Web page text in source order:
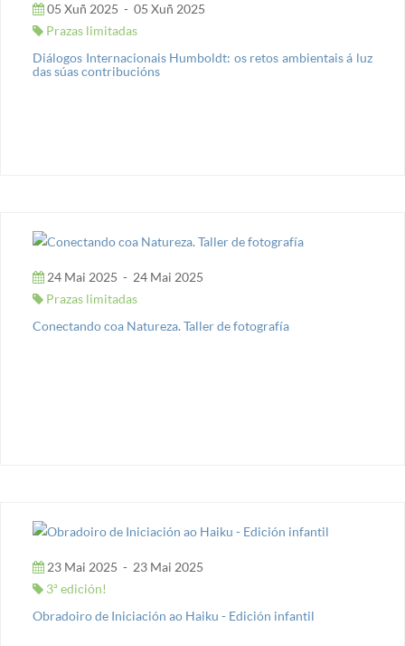
05 Xuñ 2025 - 05 Xuñ 2025
Prazas limitadas
Diálogos Internacionais Humboldt: os retos ambientais á luz
das súas contribucións
24 Mai 2025 - 24 Mai 2025
Prazas limitadas
Conectando coa Natureza. Taller de fotografía
23 Mai 2025 - 23 Mai 2025
3ª edición!
Obradoiro de Iniciación ao Haiku - Edición infantil